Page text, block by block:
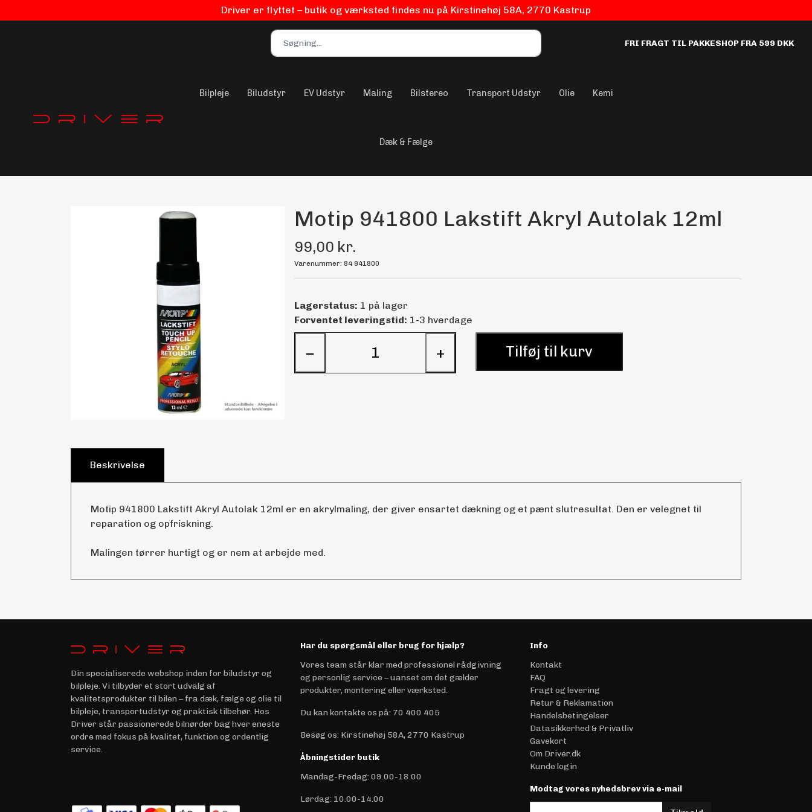
Driver er flyttet – butik og værksted findes nu på Kirstinehøj 58A, 2770 Kastrup
FRI FRAGT TIL PAKKESHOP FRA 599 DKK
Bilpleje Biludstyr EV Udstyr Maling Bilstereo Transport Udstyr Olie Kemi
Dæk & Fælge
Motip 941800 Lakstift Akryl Autolak 12ml
99,00 kr.
Varenummer: 84 941800
Lagerstatus: 1 på lager
Forventet leveringstid: 1-3 hverdage
− + Tilføj til kurv
Beskrivelse
Motip 941800 Lakstift Akryl Autolak 12ml er en akrylmaling, der giver ensartet dækning og et pænt slutresultat. Den er velegnet til
reparation og opfriskning.
Malingen tørrer hurtigt og er nem at arbejde med.
Din specialiserede webshop inden for biludstyr og
bilpleje. Vi tilbyder et stort udvalg af
kvalitetsprodukter til bilen – fra dæk, fælge og olie til
bilpleje, transportudstyr og praktisk tilbehør. Hos
Driver står passionerede bilnørder bag hver eneste
ordre med fokus på kvalitet, funktion og ordentlig
service.
Har du spørgsmål eller brug for hjælp?
Vores team står klar med professionel rådgivning
og personlig service – uanset om det gælder
produkter, montering eller værksted.
Du kan kontakte os på: 70 400 405
Besøg os: Kirstinehøj 58A, 2770 Kastrup
Åbningstider butik
Mandag-Fredag: 09.00-18.00
Lørdag: 10.00-14.00
Info
Kontakt
FAQ
Fragt og levering
Retur & Reklamation
Handelsbetingelser
Datasikkerhed & Privatliv
Gavekort
Om Driver.dk
Kunde login
Modtag vores nyhedsbrev via e-mail